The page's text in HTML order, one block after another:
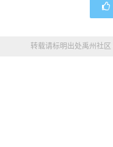
转载请标明出处禹州社区